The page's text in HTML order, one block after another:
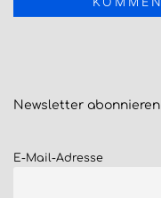
Newsletter abonnieren
E-Mail-Adresse